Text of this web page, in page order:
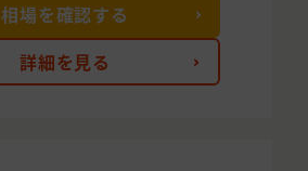
詳細を見る
相場を確認する